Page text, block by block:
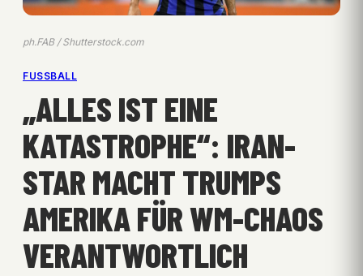
ph.FAB / Shutterstock.com
FUSSBALL
„ALLES IST EINE
KATASTROPHE“: IRAN-
STAR MACHT TRUMPS
AMERIKA FÜR WM-CHAOS
VERANTWORTLICH